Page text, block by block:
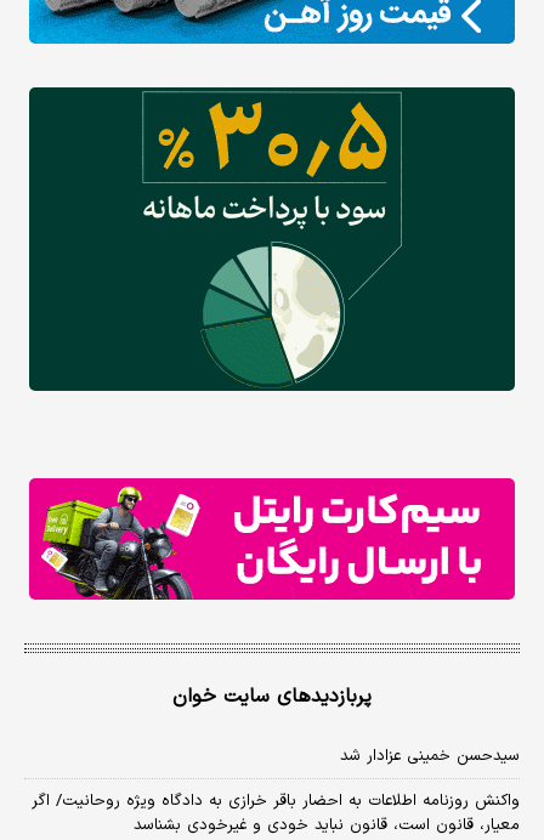
پربازدیدهای سایت خوان
سیدحسن خمینی عزادار شد
واکنش روزنامه اطلاعات به احضار باقر خرازی به دادگاه ویژه روحانیت/ اگر
معیار، قانون است، قانون نباید خودی و غیرخودی بشناسد